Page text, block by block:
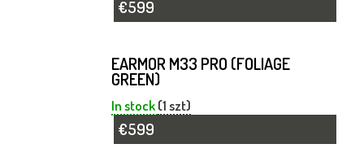
€599
EARMOR M33 PRO (FOLIAGE
GREEN)
In stock(1 szt)
€599